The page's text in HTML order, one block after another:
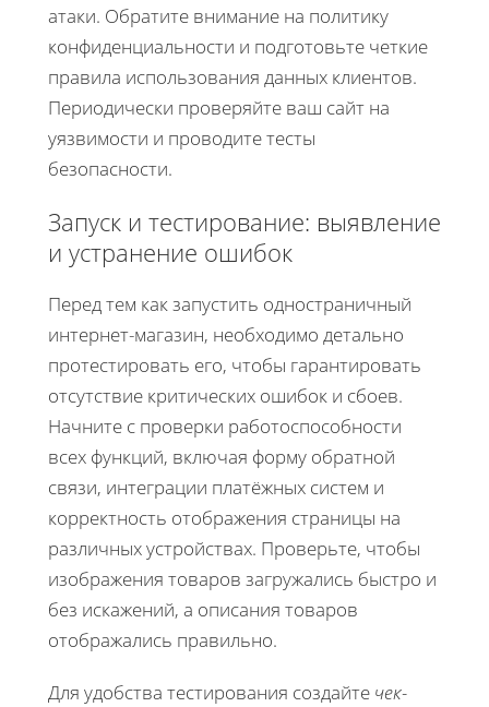
атаки. Обратите внимание на политику
конфиденциальности и подготовьте четкие
правила использования данных клиентов.
Периодически проверяйте ваш сайт на
уязвимости и проводите тесты
безопасности.
Запуск и тестирование: выявление
и устранение ошибок
Перед тем как запустить одностраничный
интернет-магазин, необходимо детально
протестировать его, чтобы гарантировать
отсутствие критических ошибок и сбоев.
Начните с проверки работоспособности
всех функций, включая форму обратной
связи, интеграции платёжных систем и
корректность отображения страницы на
различных устройствах. Проверьте, чтобы
изображения товаров загружались быстро и
без искажений, а описания товаров
отображались правильно.
Для удобства тестирования создайте чек-